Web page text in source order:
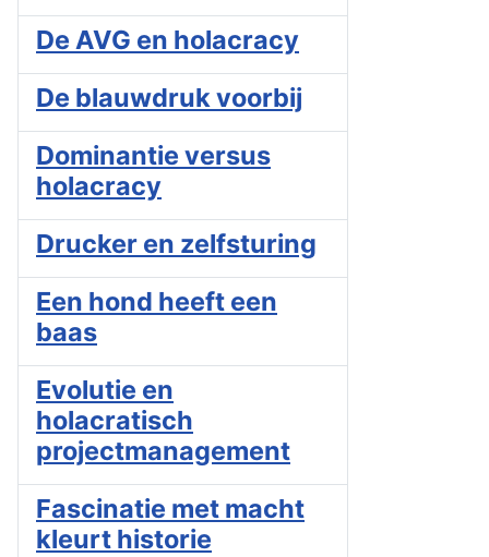
De AVG en holacracy
De blauwdruk voorbij
Dominantie versus
holacracy
Drucker en zelfsturing
Een hond heeft een
baas
Evolutie en
holacratisch
projectmanagement
Fascinatie met macht
kleurt historie